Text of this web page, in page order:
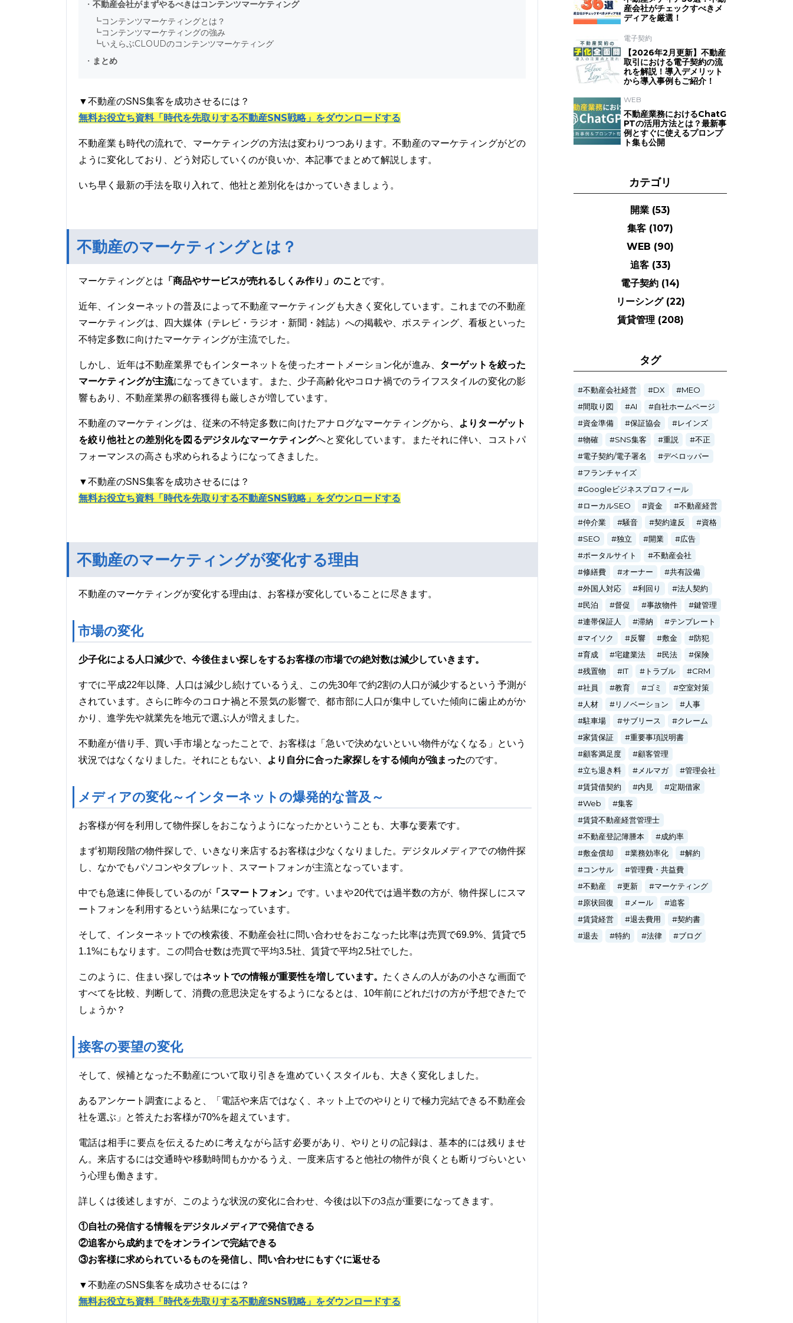
・ 不動産会社がまずやるべきはコンテンツマーケティング
┗コンテンツマーケティングとは？
┗コンテンツマーケティングの強み
┗いえらぶCLOUDのコンテンツマーケティング
・ まとめ
▼不動産のSNS集客を成功させるには？
無料お役立ち資料「時代を先取りする不動産SNS戦略」をダウンロードする
不動産業も時代の流れで、マーケティングの方法は変わりつつあります。不動産のマーケティングがどの
ように変化しており、どう対応していくのが良いか、本記事でまとめて解説します。
いち早く最新の手法を取り入れて、他社と差別化をはかっていきましょう。
不動産のマーケティングとは？
マーケティングとは 「商品やサービスが売れるしくみ作り」のことです。
近年、インターネットの普及によって不動産マーケティングも大きく変化しています。これまでの不動産
マーケティングは、四大媒体（テレビ・ラジオ・新聞・雑誌）への掲載や、ポスティング、看板といった
不特定多数に向けたマーケティングが主流でした。
しかし、近年は不動産業界でもインターネットを使ったオートメーション化が進み、 ターゲットを絞った
マーケティングが主流になってきています。また、少子高齢化やコロナ禍でのライフスタイルの変化の影
響もあり、不動産業界の顧客獲得も厳しさが増しています。
不動産のマーケティングは、従来の不特定多数に向けたアナログなマーケティングから、
よりターゲット
を絞り他社との差別化を図るデジタルなマーケティングへと変化しています。またそれに伴い、コストパ
フォーマンスの高さも求められるようになってきました。
▼不動産のSNS集客を成功させるには？
無料お役立ち資料「時代を先取りする不動産SNS戦略」をダウンロードする
不動産のマーケティングが変化する理由
不動産のマーケティングが変化する理由は、お客様が変化していることに尽きます。
市場の変化
少子化による人口減少で、今後住まい探しをするお客様の市場での絶対数は減少していきます。
すでに平成22年以降、人口は減少し続けているうえ、この先30年で約2割の人口が減少するという予測が
されています。さらに昨今のコロナ禍と不景気の影響で、都市部に人口が集中していた傾向に歯止めがか
かり、進学先や就業先を地元で選ぶ人が増えました。
不動産が借り手、買い手市場となったことで、お客様は「急いで決めないといい物件がなくなる」という
状況ではなくなりました。それにともない、
より自分に合った家探しをする傾向が強まったのです。
メディアの変化～インターネットの爆発的な普及～
お客様が何を利用して物件探しをおこなうようになったかということも、大事な要素です。
まず初期段階の物件探しで、いきなり来店するお客様は少なくなりました。デジタルメディアでの物件探
し、なかでもパソコンやタブレット、スマートフォンが主流となっています。
中でも急速に伸長しているのが 「スマートフォン」 です。いまや20代では過半数の方が、物件探しにスマ
ートフォンを利用するという結果になっています。
そして、インターネットでの検索後、不動産会社に問い合わせをおこなった比率は売買で69.9%、賃貸で5
1.1%にもなります。この問合せ数は売買で平均3.5社、賃貸で平均2.5社でした。
このように、住まい探しではネットでの情報が重要性を増しています。
たくさんの人があの小さな画面で
すべてを比較、判断して、消費の意思決定をするようになるとは、10年前にどれだけの方が予想できたで
しょうか？
接客の要望の変化
そして、候補となった不動産について取り引きを進めていくスタイルも、大きく変化しました。
あるアンケート調査によると、「電話や来店ではなく、ネット上でのやりとりで極力完結できる不動産会
社を選ぶ」と答えたお客様が70%を超えています。
電話は相手に要点を伝えるために考えながら話す必要があり、やりとりの記録は、基本的には残りませ
ん。来店するには交通時や移動時間もかかるうえ、一度来店すると他社の物件が良くとも断りづらいとい
う心理も働きます。
詳しくは後述しますが、このような状況の変化に合わせ、今後は以下の3点が重要になってきます。
①自社の発信する情報をデジタルメディアで発信できる
②追客から成約までをオンラインで完結できる
③お客様に求められているものを発信し、問い合わせにもすぐに返せる
▼不動産のSNS集客を成功させるには？
無料お役立ち資料「時代を先取りする不動産SNS戦略」をダウンロードする
産会社がチェックすべきメ
ディアを厳選！
電子契約
【2026年2月更新】不動産
取引における電子契約の流
れを解説！導入デメリット
から導入事例もご紹介！
WEB
不動産業務におけるChatG
PTの活用方法とは？最新事
例とすぐに使えるプロンプ
ト集も公開
カテゴリ
開業 (53)
集客 (107)
WEB (90)
追客 (33)
電子契約 (14)
リーシング (22)
賃貸管理 (208)
タグ
不動産会社経営 DX
MEO
間取り図
AI
自社ホームページ
資金準備
保証協会
レインズ
物確
SNS集客 重説
不正
電子契約/電子署名
デベロッパー
フランチャイズ
Googleビジネスプロフィール
ローカルSEO
資金
不動産経営
仲介業
騒音 契約違反
資格
SEO
独立 開業
広告
ポータルサイト
不動産会社
修繕費
オーナー
共有設備
外国人対応
利回り
法人契約
民泊
督促 事故物件
鍵管理
連帯保証人
滞納
テンプレート
マイソク
反響 敷金
防犯
育成
宅建業法 民法
保険
残置物
IT トラブル
CRM
社員
教育 ゴミ
空室対策
人材
リノベーション
人事
駐車場
サブリース
クレーム
家賃保証
重要事項説明書
顧客満足度
顧客管理
立ち退き料
メルマガ
管理会社
賃貸借契約
内見
定期借家
Web
集客
賃貸不動産経営管理士
不動産登記簿謄本
成約率
敷金償却
業務効率化
解約
コンサル
管理費・共益費
不動産
更新
マーケティング
原状回復
メール
追客
賃貸経営
退去費用
契約書
退去
特約 法律 ブログ